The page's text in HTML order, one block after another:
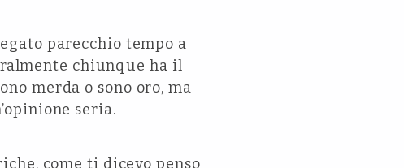
parecchio tempo a
chiunque ha il
merda o sono oro, ma
seria.
come ti dicevo penso